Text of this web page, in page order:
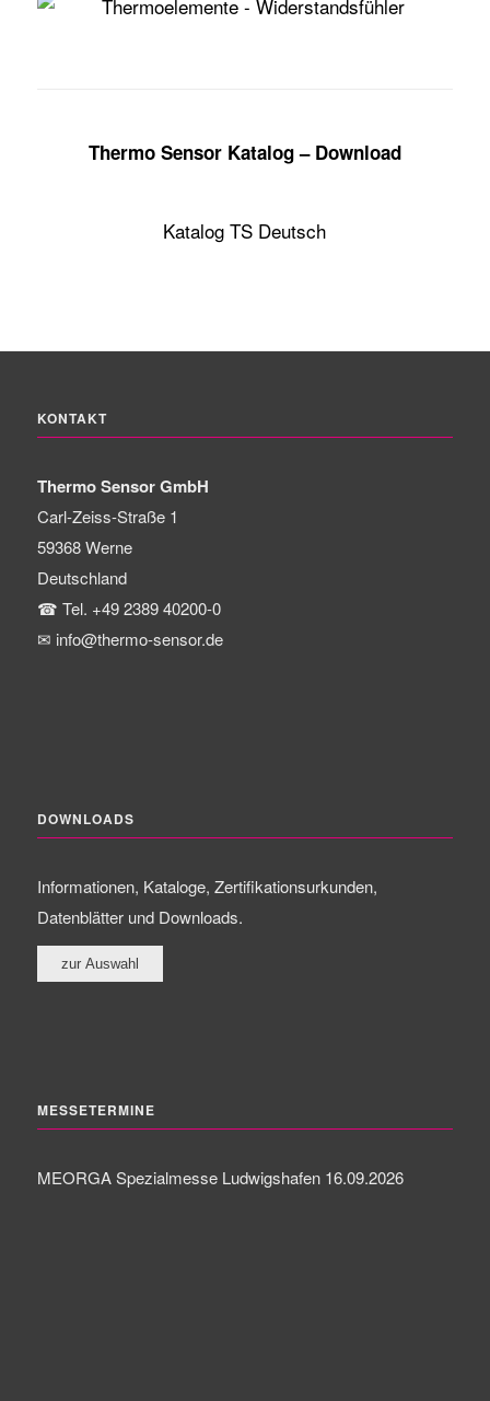
Thermo Sensor Katalog – Download
Katalog TS Deutsch
KONTAKT
Thermo Sensor GmbH
Carl-Zeiss-Straße 1
59368 Werne
Deutschland
☎ Tel. +49 2389 40200-0
✉ info@thermo-sensor.de
DOWNLOADS
Informationen, Kataloge, Zertifikationsurkunden,
Datenblätter und Downloads.
MESSETERMINE
MEORGA Spezialmesse Ludwigshafen 16.09.2026